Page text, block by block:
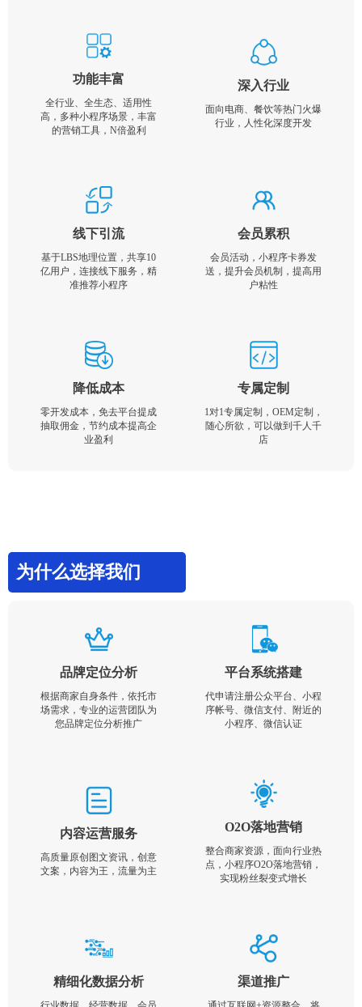
功能丰富
全行业、全生态、适用性
高，多种小程序场景，丰富
的营销工具，N倍盈利
深入行业
面向电商、餐饮等热门火爆
行业，人性化深度开发
线下引流
基于LBS地理位置，共享10
亿用户，连接线下服务，精
准推荐小程序
会员累积
会员活动，小程序卡券发
送，提升会员机制，提高用
户粘性
降低成本
零开发成本，免去平台提成
抽取佣金，节约成本提高企
业盈利
专属定制
1对1专属定制，OEM定制，
随心所欲，可以做到千人千
店
为什么选择我们
品牌定位分析
根据商家自身条件，依托市
场需求，专业的运营团队为
您品牌定位分析推广
平台系统搭建
代申请注册公众平台、小程
序帐号、微信支付、附近的
小程序、微信认证
内容运营服务
高质量原创图文资讯，创意
文案，内容为王，流量为主
O2O落地营销
整合商家资源，面向行业热
点，小程序O2O落地营销，
实现粉丝裂变式增长
精细化数据分析 渠道推广